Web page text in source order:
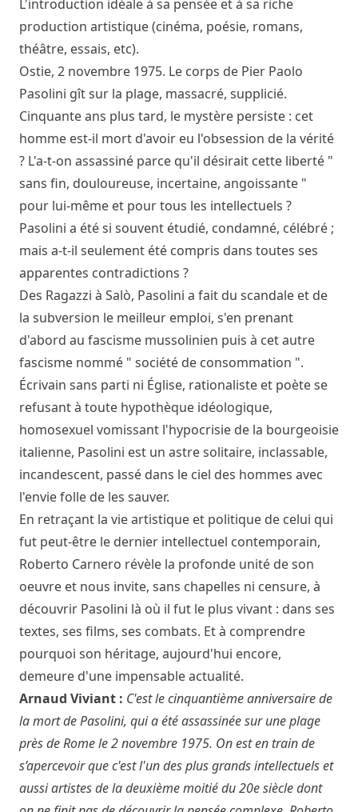
L'introduction idéale à sa pensée et à sa riche
production artistique (cinéma, poésie, romans,
théâtre, essais, etc).
Ostie, 2 novembre 1975. Le corps de Pier Paolo
Pasolini gît sur la plage, massacré, supplicié.
Cinquante ans plus tard, le mystère persiste : cet
homme est-il mort d'avoir eu l'obsession de la vérité
? L'a-t-on assassiné parce qu'il désirait cette liberté "
sans fin, douloureuse, incertaine, angoissante "
pour lui-même et pour tous les intellectuels ?
Pasolini a été si souvent étudié, condamné, célébré ;
mais a-t-il seulement été compris dans toutes ses
apparentes contradictions ?
Des Ragazzi à Salò, Pasolini a fait du scandale et de
la subversion le meilleur emploi, s'en prenant
d'abord au fascisme mussolinien puis à cet autre
fascisme nommé " société de consommation ".
Écrivain sans parti ni Église, rationaliste et poète se
refusant à toute hypothèque idéologique,
homosexuel vomissant l'hypocrisie de la bourgeoisie
italienne, Pasolini est un astre solitaire, inclassable,
incandescent, passé dans le ciel des hommes avec
l'envie folle de les sauver.
En retraçant la vie artistique et politique de celui qui
fut peut-être le dernier intellectuel contemporain,
Roberto Carnero révèle la profonde unité de son
oeuvre et nous invite, sans chapelles ni censure, à
découvrir Pasolini là où il fut le plus vivant : dans ses
textes, ses films, ses combats. Et à comprendre
pourquoi son héritage, aujourd'hui encore,
demeure d'une impensable actualité.
Arnaud Viviant : C'est le cinquantième anniversaire de
la mort de Pasolini, qui a été assassinée sur une plage
près de Rome le 2 novembre 1975. On est en train de
s’apercevoir que c'est l'un des plus grands intellectuels et
aussi artistes de la deuxième moitié du 20e siècle dont